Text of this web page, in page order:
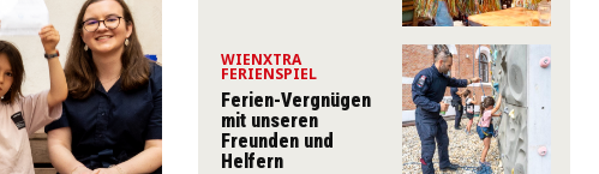
WIENXTRA
FERIENSPIEL
Ferien-Vergnügen
mit unseren
Freunden und
Helfern